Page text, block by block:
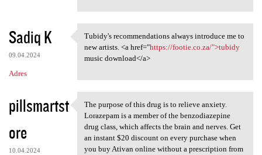
Sadiq K
09.04.2024
Adres
Tubidy's recommendations
Tubidy's recommendations always introduce me to
new artists. <a href="https://footie.co.za/">tubidy
music download</a>
pillsmartst
ore
10.04.2024
The purpose of this drug is
The purpose of this drug is to relieve anxiety.
Lorazepam is a member of the benzodiazepine
drug class, which affects the brain and nerves. Get
an instant $20 discount on every purchase when
you buy Ativan online without a prescription from